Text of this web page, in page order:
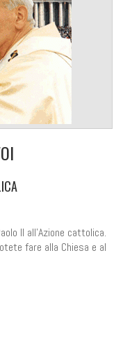
II all'Azione cattolica.
fare alla Chiesa e al